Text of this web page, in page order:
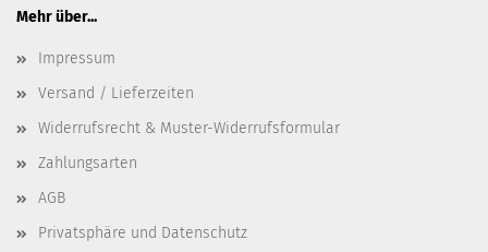
Mehr über...
Impressum
Versand / Lieferzeiten
Widerrufsrecht & Muster-Widerrufsformular
Zahlungsarten
AGB
Privatsphäre und Datenschutz